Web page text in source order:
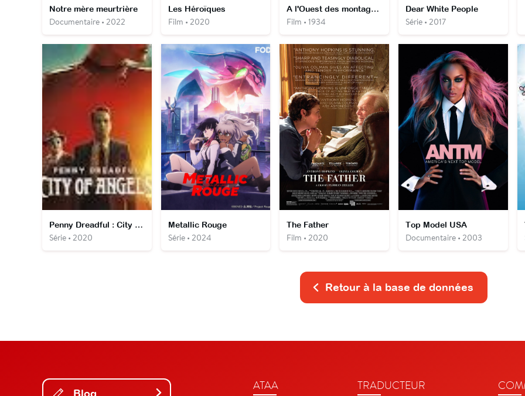
Notre mère meurtrière
Documentaire • 2022
Les Héroïques
Film • 2020
A l'Ouest des montagnes
Film • 1934
Dear White People
Série • 2017
Penny Dreadful : City of Angels
Série • 2020
Metallic Rouge
Série • 2024
The Father
Film • 2020
Top Model USA
Documentaire • 2003
Retour à la base de données
Blog
ATAA TRADUCTEUR